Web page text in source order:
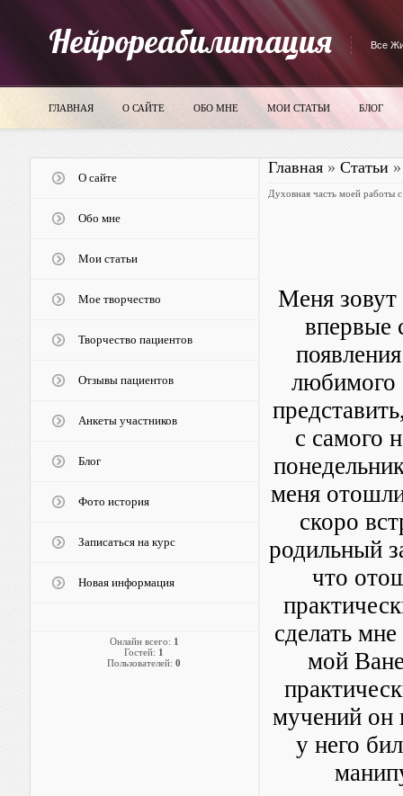
Нейрореабилитация Все
ГЛАВНАЯ О САЙТЕ ОБО МНЕ МОИ СТАТЬИ БЛОГ
О сайте
Обо мне
Мои статьи
Мое творчество
Творчество пациентов
Отзывы пациентов
Анкеты участников
Блог
Фото история
Записаться на курс
Новая информация
Онлайн всего: 1
Гостей: 1
Пользователей: 0
Главная» Статьи
Духовная часть моей работы
Меня зовут
впервые
любимого
с самого
меня
скоро
родильный
что
сделать
мой
мучений он
у него